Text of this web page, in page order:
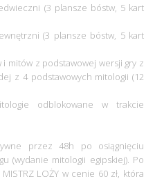
(3 plansze bóstw, 5 kart
(3 plansze bóstw, 5 kart
mitów z podstawowej wersji gry z
z 4 podstawowych mitologii (12
odblokowane w trakcie
przez 48h po osiągnięciu
(wydanie mitologii egipskiej). Po
LOŻY w cenie 60 zł, która